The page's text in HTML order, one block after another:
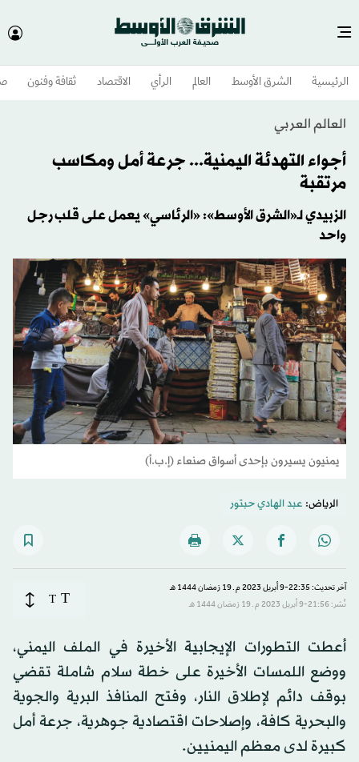
الرئيسية الشرق الأوسط​ العالم الرأي الاقتصاد ثقافة وفنون
العالم العربي
أجواء التهدئة اليمنية... جرعة أمل ومكاسب
مرتقبة
الزبيدي لـ«الشرق الأوسط»: «الرئاسي» يعمل على قلب رجل
واحد
يمنيون يسيرون بإحدى أسواق صنعاء (إ.ب.أ)
الرياض: عبد الهادي حبتور
آخر تحديث: 22:35-9 أبريل 2023 م ـ 19 رَمضان 1444 هـ
نُشر: 21:56-9 أبريل 2023 م ـ 19 رَمضان 1444 هـ
T
T
أعطت التطورات الإيجابية الأخيرة في الملف اليمني،
ووضع اللمسات الأخيرة على خطة سلام شاملة تقضي
بوقف دائم لإطلاق النار، وفتح المنافذ البرية والجوية
والبحرية كافة، وإصلاحات اقتصادية جوهرية، جرعة أمل
كبيرة لدى معظم اليمنيين.